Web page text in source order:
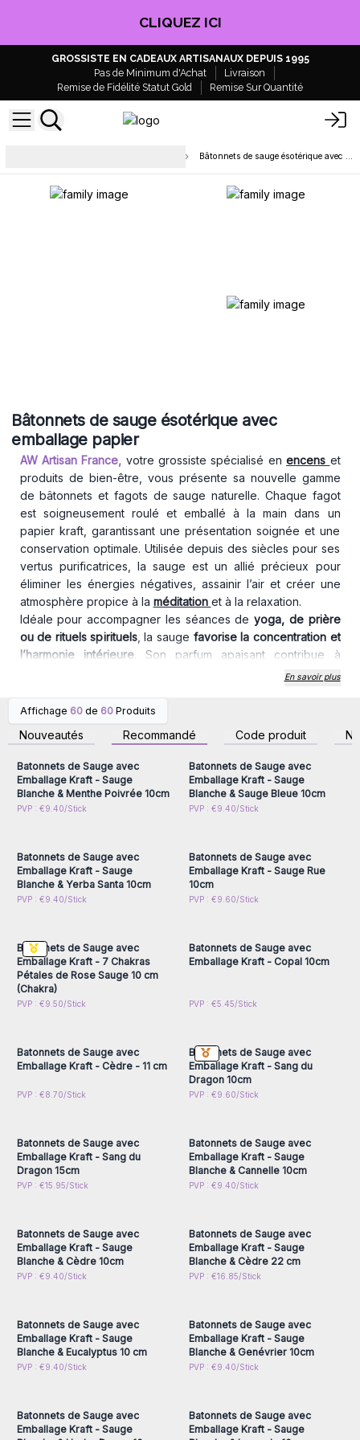
CLIQUEZ ICI
GROSSISTE EN CADEAUX ARTISANAUX DEPUIS 1995
Pas de Minimum d'Achat
Livraison
Remise de Fidélité Statut Gold
Remise Sur Quantité
Bâtonnets de sauge ésotérique avec emballage papier
Bâtonnets de sauge ésotérique avec
emballage papier
AW Artisan France, votre grossiste spécialisé enencens et
produits de bien-être, vous présente sa nouvelle gamme
de bâtonnets et fagots de sauge naturelle. Chaque fagot
est soigneusement roulé et emballé à la main dans un
papier kraft, garantissant une présentation soignée et une
conservation optimale. Utilisée depuis des siècles pour ses
vertus purificatrices, la sauge est un allié précieux pour
éliminer les énergies négatives, assainir l’air et créer une
atmosphère propice à la méditation et à la relaxation.
Idéale pour accompagner les séances de yoga, de prière
ou de rituels spirituels, la sauge favorise la concentration et
l’harmonie intérieure. Son parfum apaisant contribue à
instaurer un sentiment de bien-être, tout en facilitant la
suffitd’allumer l’extrémité du fagot, de laisser la fumée se
apaisement profond.Pour un usage optimal, il est
recommandé d’aérer l’espace avant et après la purification.
Nos bâtonnets de sauge s’adressent aux professionnels du
bien-être, aux revendeurs d’articlesésotériqueset à toute
personne cherchant à intégrer des rituels de purification
sélectionnée, ils garantissent une combustion homogène et
une expérience sensorielle authentique.
Pour une expérience complète, découvrez également nos
supports et brûleurs à Palo Santo.
enrichissez votre offre avec un produit incontournable du
bien-être spirituel.
En savoir plus
Affichage 60 de 60 Produits
Nouveautés Recommandé Code produit
Connectez-vous ou
inscrivez-vous pour
accéder aux prix de gros
Batonnets de Sauge avec
Emballage Kraft - Sauge
Blanche & Menthe Poivrée 10cm
PVP : €9.40/Stick
inscrivez-vous pour
accéder aux prix de gros
Batonnets de Sauge avec
Emballage Kraft - Sauge
Blanche & Sauge Bleue 10cm
PVP : €9.40/Stick
Connectez-vous ou
Batonnets de Sauge avec
Emballage Kraft - Sauge
Blanche & Yerba Santa 10cm
PVP : €9.40/Stick
Connectez-vous ou
Batonnets de Sauge avec
Emballage Kraft - Sauge Rue
10cm
PVP : €9.60/Stick
Connectez-vous ou
Batonnets de Sauge avec
Emballage Kraft - 7 Chakras
Pétales de Rose Sauge 10 cm
(Chakra)
PVP : €9.50/Stick
Connectez-vous ou
Batonnets de Sauge avec
Emballage Kraft - Copal 10cm
PVP : €5.45/Stick
Connectez-vous ou
Batonnets de Sauge avec
Emballage Kraft - Cèdre - 11 cm
PVP : €8.70/Stick
Connectez-vous ou
Batonnets de Sauge avec
Emballage Kraft - Sang du
Dragon 10cm
PVP : €9.60/Stick
Connectez-vous ou
Batonnets de Sauge avec
Emballage Kraft - Sang du
Dragon 15cm
PVP : €15.95/Stick
Connectez-vous ou
Batonnets de Sauge avec
Emballage Kraft - Sauge
Blanche & Cannelle 10cm
PVP : €9.40/Stick
Connectez-vous ou
Batonnets de Sauge avec
Emballage Kraft - Sauge
Blanche & Cèdre 10cm
PVP : €9.40/Stick
Connectez-vous ou
Batonnets de Sauge avec
Emballage Kraft - Sauge
Blanche & Cèdre 22 cm
PVP : €16.85/Stick
Connectez-vous ou
Batonnets de Sauge avec
Emballage Kraft - Sauge
Blanche & Eucalyptus 10 cm
PVP : €9.40/Stick
Connectez-vous ou
Batonnets de Sauge avec
Emballage Kraft - Sauge
Blanche & Genévrier 10cm
PVP : €9.40/Stick
Connectez-vous ou
Batonnets de Sauge avec
Emballage Kraft - Sauge
Connectez-vous ou
Batonnets de Sauge avec
Emballage Kraft - Sauge